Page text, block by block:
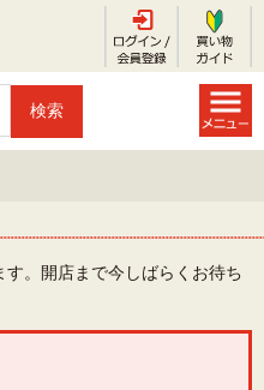
。開店まで今しばらくお待ち